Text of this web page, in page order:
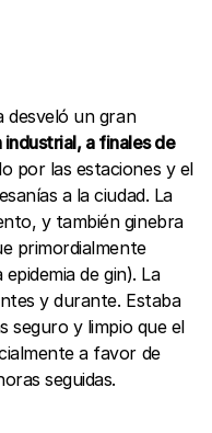
desveló un gran
a finales de
por las estaciones y el
a la ciudad. La
y también ginebra
primordialmente
de gin). La
y durante. Estaba
seguro y limpio que el
a favor de
seguidas.